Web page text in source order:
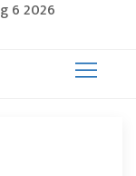
6 2026